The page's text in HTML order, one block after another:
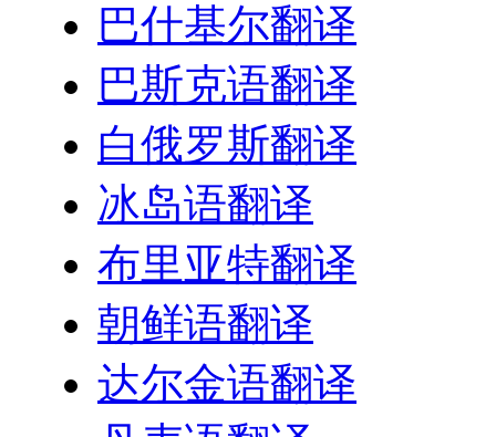
巴什基尔翻译
巴斯克语翻译
白俄罗斯翻译
冰岛语翻译
布里亚特翻译
朝鲜语翻译
达尔金语翻译